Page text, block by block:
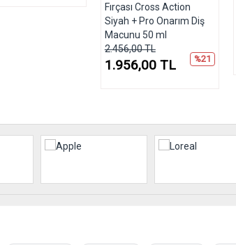
Fırçası Cross Action
Siyah + Pro Onarım Diş
Macunu 50 ml
2.456,00 TL
%21
1.956,00 TL